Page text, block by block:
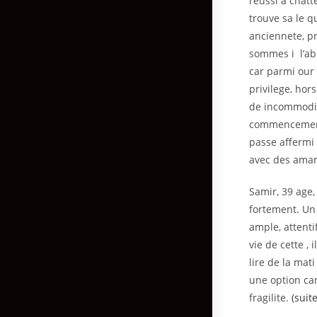
trouve sa le
anciennete,
sommes i
car parmi our
privilege,
de
passe
avec des
Samir, 39
fortement.
ample,
vie de cette ,
lire de la
une option
fragilite.